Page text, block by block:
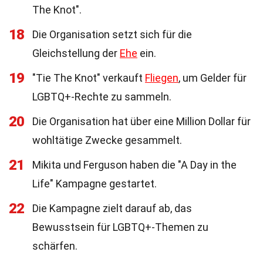
The Knot".
18
Die Organisation setzt sich für die
Gleichstellung der Ehe ein.
19 "Tie The Knot" verkauft Fliegen, um Gelder für
LGBTQ+-Rechte zu sammeln.
20
Die Organisation hat über eine Million Dollar für
wohltätige Zwecke gesammelt.
21
Mikita und Ferguson haben die "A Day in the
Life" Kampagne gestartet.
22
Die Kampagne zielt darauf ab, das
Bewusstsein für LGBTQ+-Themen zu
schärfen.